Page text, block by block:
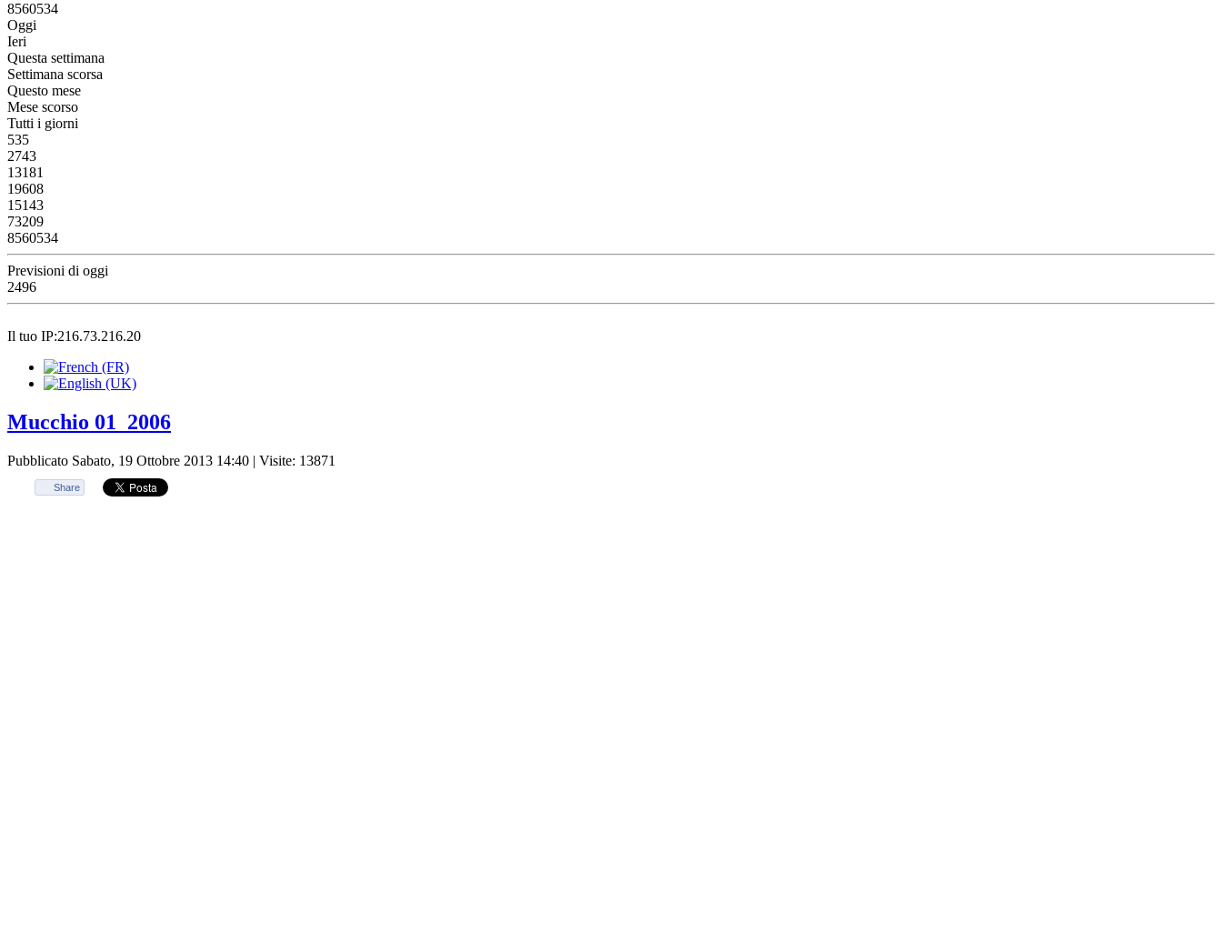
8560534
Oggi
Ieri
Questa settimana
Settimana scorsa
Questo mese
Mese scorso
Tutti i giorni
535
2743
13181
19608
15143
73209
8560534
Previsioni di oggi
2496
Il tuo IP:216.73.216.20
Mucchio 01_2006
Pubblicato Sabato, 19 Ottobre 2013 14:40 | Visite: 13871
Share